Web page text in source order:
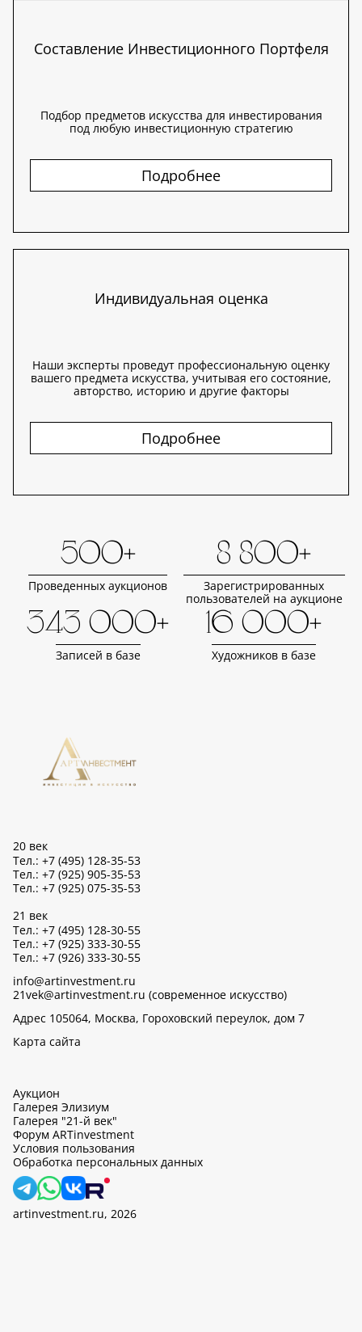
Составление Инвестиционного Портфеля
Подбор предметов искусства для инвестирования
под любую инвестиционную стратегию
Подробнее
Индивидуальная оценка
Наши эксперты проведут профессиональную оценку
вашего предмета искусства, учитывая его состояние,
авторство, историю и другие факторы
Подробнее
500+
Проведенных аукционов
8 800+
Зарегистрированных
пользователей на аукционе
343 000+
Записей в базе
16 000+
Художников в базе
20 век
Тел.: +7 (495) 128-35-53
Тел.: +7 (925) 905-35-53
Тел.: +7 (925) 075-35-53
21 век
Тел.: +7 (495) 128-30-55
Тел.: +7 (925) 333-30-55
Тел.: +7 (926) 333-30-55
info@artinvestment.ru
21vek@artinvestment.ru (современное искусство)
Адрес 105064, Москва, Гороховский переулок, дом 7
Карта сайта
Аукцион
Галерея Элизиум
Галерея "21-й век"
Форум ARTinvestment
Условия пользования
Обработка персональных данных
artinvestment.ru, 2026